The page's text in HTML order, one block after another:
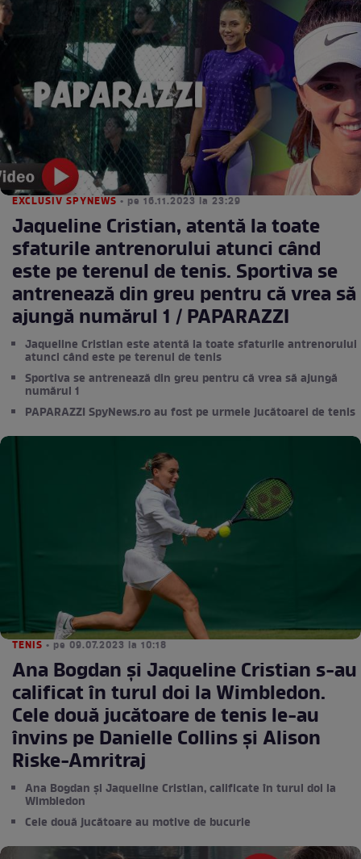
EXCLUSIV SPYNEWS • pe 16.11.2023 la 23:29
Jaqueline Cristian, atentă la toate
sfaturile antrenorului atunci când
este pe terenul de tenis. Sportiva se
antrenează din greu pentru că vrea să
ajungă numărul 1 / PAPARAZZI
Jaqueline Cristian este atentă la toate sfaturile antrenorului
atunci când este pe terenul de tenis
Sportiva se antrenează din greu pentru că vrea să ajungă
numărul 1
PAPARAZZI SpyNews.ro au fost pe urmele jucătoarei de tenis
TENIS • pe 09.07.2023 la 10:18
Ana Bogdan și Jaqueline Cristian s-au
calificat în turul doi la Wimbledon.
Cele două jucătoare de tenis le-au
învins pe Danielle Collins și Alison
Riske-Amritraj
Ana Bogdan și Jaqueline Cristian, calificate în turul doi la
Wimbledon
Cele două jucătoare au motive de bucurie